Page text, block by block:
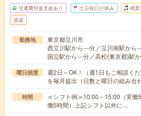
交通費別途支給あり 土日祝日が休み 残業
派遣
勤務地
東京都立川市
西立川駅から---分／立川南駅から
国立駅から---分／高松(東京都)駅
曜日頻度
週2日～OK！（週1日もご相談く
を毎月提出（日数と曜日の組み合
時間
≪シフト例≫10:00～15:00（実働
働5時間）上記シフト以外に…